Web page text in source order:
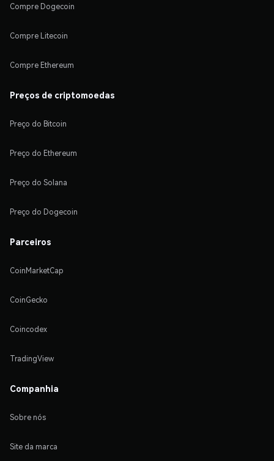
Compre Dogecoin
Compre Litecoin
Compre Ethereum
Preços de criptomoedas
Preço do Bitcoin
Preço do Ethereum
Preço do Solana
Preço do Dogecoin
Parceiros
CoinMarketCap
CoinGecko
Coincodex
TradingView
Companhia
Sobre nós
Site da marca